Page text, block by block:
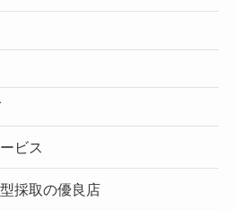
ビス
採取の優良店